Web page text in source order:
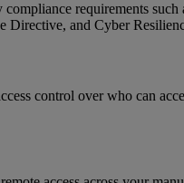
compliance requirements such
Directive, and Cyber
control over who can